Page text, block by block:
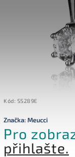
Kód: SS289E
Značka:Meucci
Pro
přihlašte.